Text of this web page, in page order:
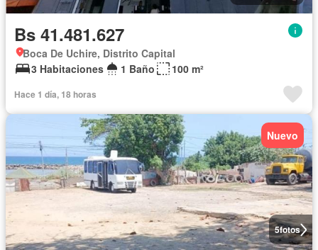
Bs 41.481.627
Boca De Uchire, Distrito Capital
3 Habitaciones
1 Baño 100 m²
Hace 1 día, 18 horas
5fotos
Nuevo